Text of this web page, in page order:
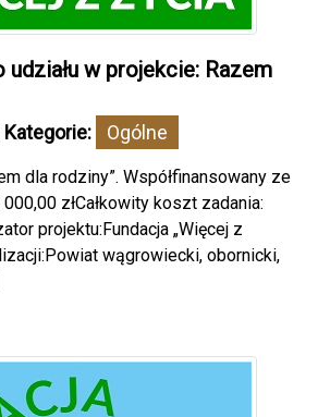
udziału w projekcie: Razem
Kategorie: Ogólne
dla rodziny”. Współfinansowany ze
złCałkowity koszt zadania:
projektu:Fundacja „Więcej z
wągrowiecki, obornicki,